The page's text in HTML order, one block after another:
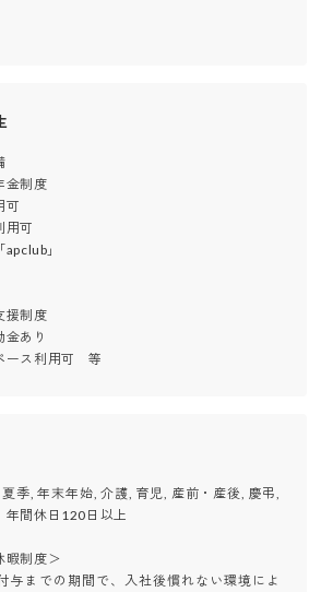
金制度
可
用可
」
援制度
あり
ース利用可　等
季, 年末年始, 介護, 育児, 産前・産後, 慶弔,
年間休日120日以上
暇制度＞
与までの期間で、入社後慣れない環境によ